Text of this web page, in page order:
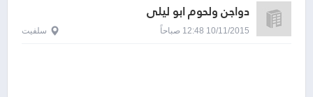
دواجن ولحوم ابو ليلى
10/11/2015 12:48 صباحاً سلفيت